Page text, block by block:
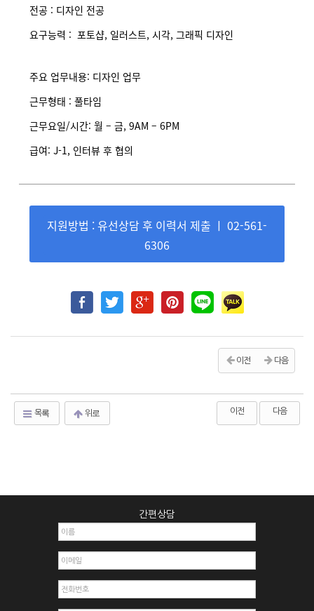
전공 : 디자인 전공
요구능력 : 포토샵, 일러스트, 시각, 그래픽 디자인
주요 업무내용: 디자인 업무
근무형태 : 풀타임
근무요일/시간: 월 – 금, 9AM – 6PM
급여: J-1, 인터뷰 후 협의
지원방법 : 유선상담 후 이력서 제출 ㅣ 02-561-
6306
이전 다음
목록 위로 이전 다음
간편상담